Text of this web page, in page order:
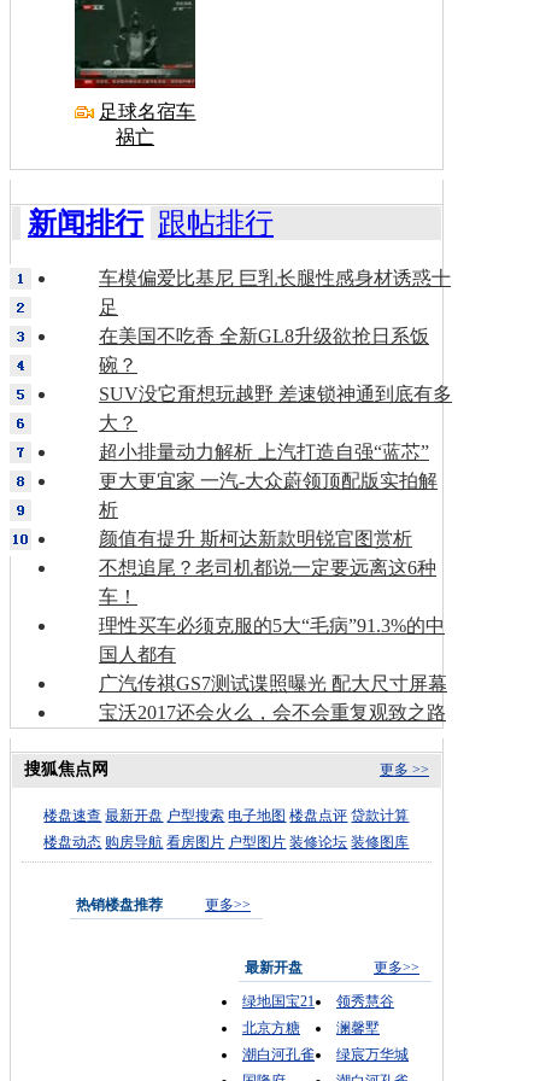
足球名宿车
祸亡
新闻排行 跟帖排行
车模偏爱比基尼 巨乳长腿性感身材诱惑十
足
在美国不吃香 全新GL8升级欲抢日系饭
碗？
SUV没它甭想玩越野 差速锁神通到底有多
大？
超小排量动力解析 上汽打造自强“蓝芯”
更大更宜家 一汽-大众蔚领顶配版实拍解
析
颜值有提升 斯柯达新款明锐官图赏析
不想追尾？老司机都说一定要远离这6种
车！
理性买车必须克服的5大“毛病”91.3%的中
国人都有
广汽传祺GS7测试谍照曝光 配大尺寸屏幕
宝沃2017还会火么，会不会重复观致之路
更多 >>
搜狐焦点网
楼盘速查 最新开盘 户型搜索 电子地图 楼盘点评 贷款计算
楼盘动态 购房导航 看房图片 户型图片 装修论坛 装修图库
热销楼盘推荐 更多>>
最新开盘
更多>>
绿地国宝21
领秀慧谷
北京方糖
澜馨墅
潮白河孔雀
绿宸万华城